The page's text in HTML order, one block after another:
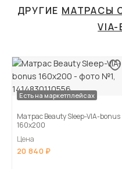
ДРУГИЕ МАТРАСЫ
VIA-
Есть на маркетплейсах
Матрас Beauty Sleep-VIA-bonus
160х200
Цена
20 840